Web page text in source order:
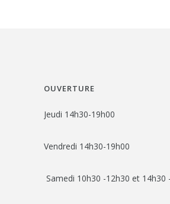
OUVERTURE
Jeudi 14h30-19h00
Vendredi 14h30-19h00
Samedi 10h30 -12h30 et 14h30